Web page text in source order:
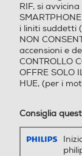
RIF, si
i liniti suddetti
NON
accensioni e
CONTROLLO
OFFRE SOLO
HUE, (per i
Consiglia